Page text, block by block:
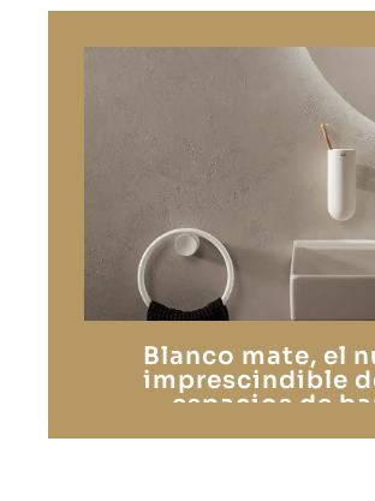
Blanco mate, el
imprescindible
espacios de